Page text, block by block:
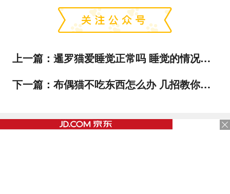
上一篇： 暹罗猫爱睡觉正常吗 睡觉的情况也是需要分析一下的！
下一篇： 布偶猫不吃东西怎么办 几招教你让它变回小馋猫！